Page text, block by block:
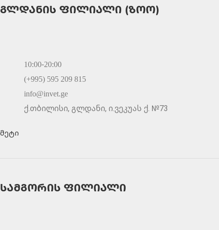
გლდანის ფილიალი (ზოო)
10:00-20:00
(+995) 595 209 815
info@invet.ge
ქ.თბილისი, გლდანი, ი.ვეკუას ქ. №73
მეტი
სამგორის ფილიალი